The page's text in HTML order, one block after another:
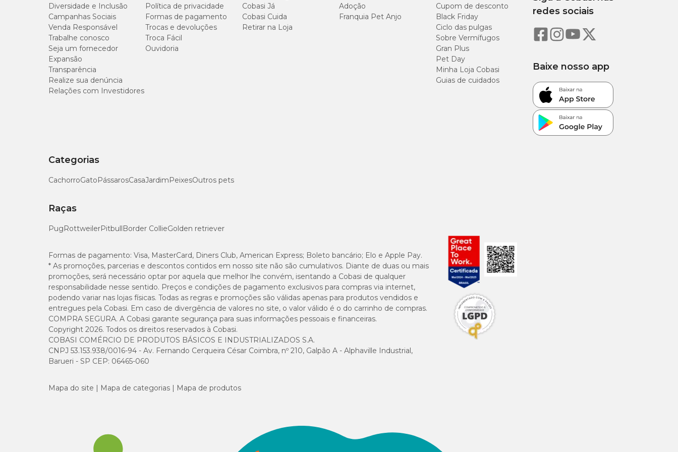
Umidade (máx.) 115 g/kg (11,5%)
Proteína Bruta (mín.) 250 g/kg (25%)
Extrato Etéreo (mín.) 150 g/kg (15%)
Cálcio (máx.)
Fósforo (mín.)
Cloro (mín.) 4.100 mg/kg (0,41%)
Potássio (mín.) 4.200 mg/kg (0,42%)
Taurina (mín.) 800 mg/kg (0,08%)
Magnésio (mín.) 600 mg/kg (0,06%)
Metionina (mín.)
Diversidade e Inclusão
Campanhas Sociais
Venda Responsável
Trabalhe conosco
Seja um fornecedor
Expansão
Transparência
Realize sua denúncia
Relações com Investidores
Política de privacidade
Formas de pagamento
Trocas e devoluções
Troca Fácil
Ouvidoria
Cobasi Já
Cobasi Cuida
Retirar na Loja
Adoção
Franquia Pet Anjo
Cupom de desconto
Black Friday
Ciclo das pulgas
Sobre Vermífugos
Gran Plus
Pet Day
Minha Loja Cobasi
Guias de cuidados
Categorias
CachorroGatoPássarosCasaJardimPeixesOutros pets
Raças
PugRottweilerPitbullBorder CollieGolden retriever
redes sociais
Baixe nosso app
Formas de pagamento: Visa, MasterCard, Diners Club, American Express; Boleto bancário; Elo e Apple Pay.
* As promoções, parcerias e descontos contidos em nosso site não são cumulativos. Diante de duas ou mais
promoções, será necessário optar por aquela que melhor lhe convém, isentando a Cobasi de qualquer
responsabilidade nesse sentido. Preços e condições de pagamento exclusivos para compras via internet,
podendo variar nas lojas físicas. Todas as regras e promoções são válidas apenas para produtos vendidos e
entregues pela Cobasi. Em caso de divergência de valores no site, o valor válido é o do carrinho de compras.
COMPRA SEGURA. A Cobasi garante segurança para suas informações pessoais e financeiras.
Copyright 2026. Todos os direitos reservados à Cobasi.
COBASI COMÉRCIO DE PRODUTOS BÁSICOS E INDUSTRIALIZADOS S.A.
CNPJ 53.153.938/0016-94 - Av. Fernando Cerqueira César Coimbra, nº 210, Galpão A - Alphaville Industrial,
Barueri - SP CEP: 06465-060
Mapa do site Mapa de categorias Mapa de produtos